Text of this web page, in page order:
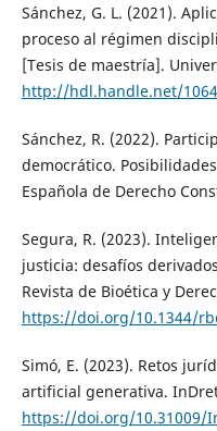
Sánchez, G. L. (2021).
proceso al régimen
[Tesis de maestría].
http://hdl.handle.net/
Sánchez, R. (2022).
democrático.
Española de Derecho
Segura, R. (2023).
justicia: desafíos
Revista de Bioética y
https://doi.org/10.1344/
Simó, E. (2023). Retos
artificial generativa.
https://doi.org/10.31009/